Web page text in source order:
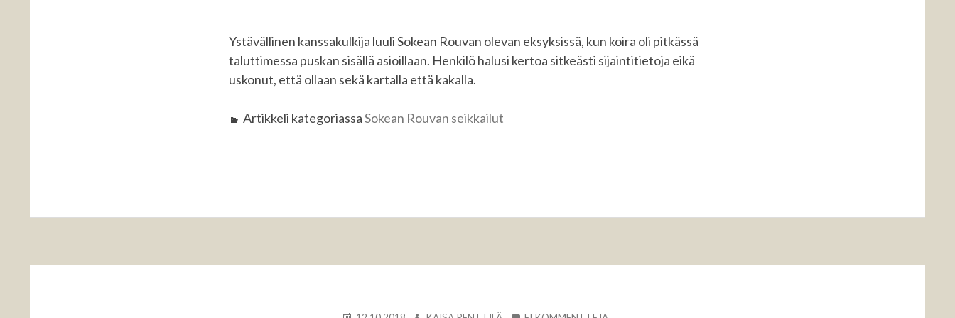
Ystävällinen kanssakulkija luuli Sokean Rouvan olevan eksyksissä, kun koira oli pitkässä
taluttimessa puskan sisällä asioillaan. Henkilö halusi kertoa sitkeästi sijaintitietoja eikä
uskonut, että ollaan sekä kartalla että kakalla.
Artikkeli kategoriassaSokean Rouvan seikkailut